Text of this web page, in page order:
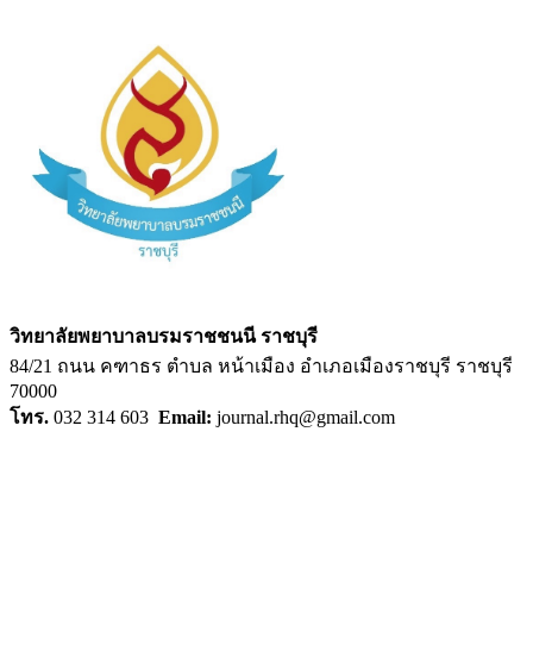
วิทยาลัยพยาบาลบรมราชชนนี ราชบุรี
84/21 ถนน คฑาธร ตำบล หน้าเมือง อำเภอเมืองราชบุรี ราชบุรี
70000
โทร. 032 314 603 Email: journal.rhq@gmail.com